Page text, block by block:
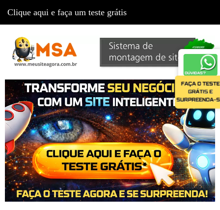
Clique aqui e faça um teste grátis